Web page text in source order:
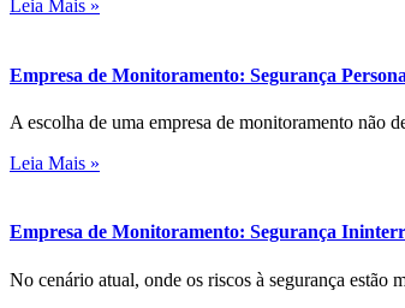
Leia Mais »
Empresa de Monitoramento: Segurança
A escolha de uma empresa de monitoramento não
Leia Mais »
Empresa de Monitoramento: Segurança
No cenário atual, onde os riscos à segurança estão